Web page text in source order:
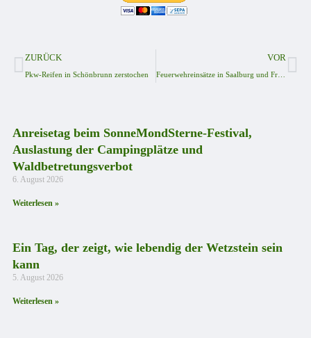
ZURÜCK
Pkw-Reifen in Schönbrunn zerstochen
VOR
Feuerwehreinsätze in Saalburg und Friesau
Anreisetag beim SonneMondSterne-Festival,
Auslastung der Campingplätze und
Waldbetretungsverbot
6. August 2026
Weiterlesen »
Ein Tag, der zeigt, wie lebendig der Wetzstein sein
kann
5. August 2026
Weiterlesen »